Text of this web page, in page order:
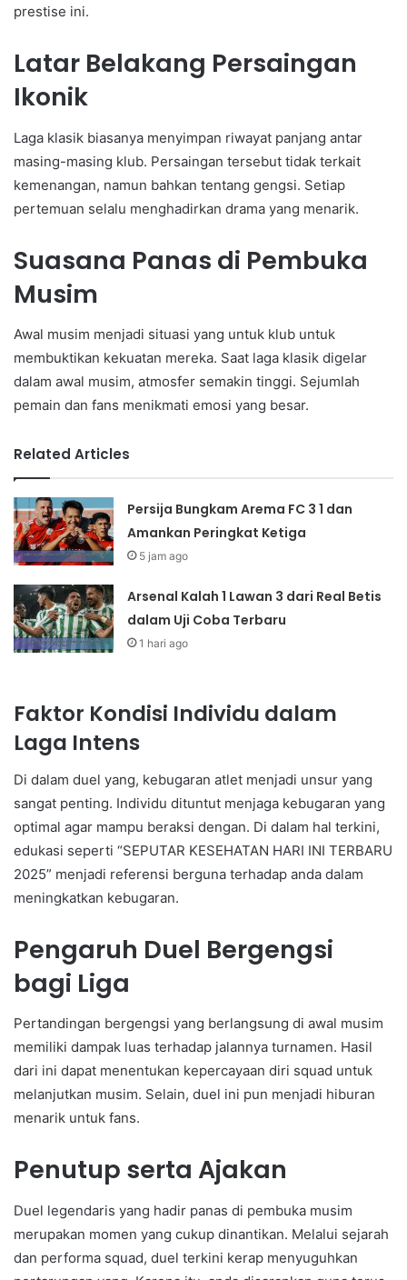
prestise ini.
Latar Belakang Persaingan
Ikonik
Laga klasik biasanya menyimpan riwayat panjang antar
masing-masing klub. Persaingan tersebut tidak terkait
kemenangan, namun bahkan tentang gengsi. Setiap
pertemuan selalu menghadirkan drama yang menarik.
Suasana Panas di Pembuka
Musim
Awal musim menjadi situasi yang untuk klub untuk
membuktikan kekuatan mereka. Saat laga klasik digelar
dalam awal musim, atmosfer semakin tinggi. Sejumlah
pemain dan fans menikmati emosi yang besar.
Related Articles
Persija Bungkam Arema FC 3 1 dan
Amankan Peringkat Ketiga
5 jam ago
Arsenal Kalah 1 Lawan 3 dari Real Betis
dalam Uji Coba Terbaru
1 hari ago
Faktor Kondisi Individu dalam
Laga Intens
Di dalam duel yang, kebugaran atlet menjadi unsur yang
sangat penting. Individu dituntut menjaga kebugaran yang
optimal agar mampu beraksi dengan. Di dalam hal terkini,
edukasi seperti “SEPUTAR KESEHATAN HARI INI TERBARU
2025” menjadi referensi berguna terhadap anda dalam
meningkatkan kebugaran.
Pengaruh Duel Bergengsi
bagi Liga
Pertandingan bergengsi yang berlangsung di awal musim
memiliki dampak luas terhadap jalannya turnamen. Hasil
dari ini dapat menentukan kepercayaan diri squad untuk
melanjutkan musim. Selain, duel ini pun menjadi hiburan
menarik untuk fans.
Penutup serta Ajakan
Duel legendaris yang hadir panas di pembuka musim
merupakan momen yang cukup dinantikan. Melalui sejarah
dan performa squad, duel terkini kerap menyuguhkan